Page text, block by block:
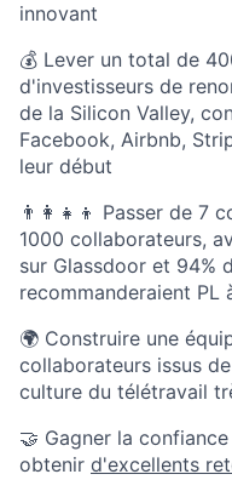
innovant
💰 Lever un total de
d'investisseurs de
de la Silicon Valley,
Facebook, Airbnb,
leur début
👨‍👩‍👧‍👦 Passer de 7
1000 collaborateurs,
sur Glassdoor et 94%
recommanderaient PL
🌍 Construire une
collaborateurs issus
culture du télétravail
🤝 Gagner la
obtenir d'excellents